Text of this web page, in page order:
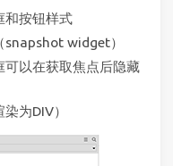
和按钮样式
snapshot widget）
以在获取焦点后隐藏
为DIV）